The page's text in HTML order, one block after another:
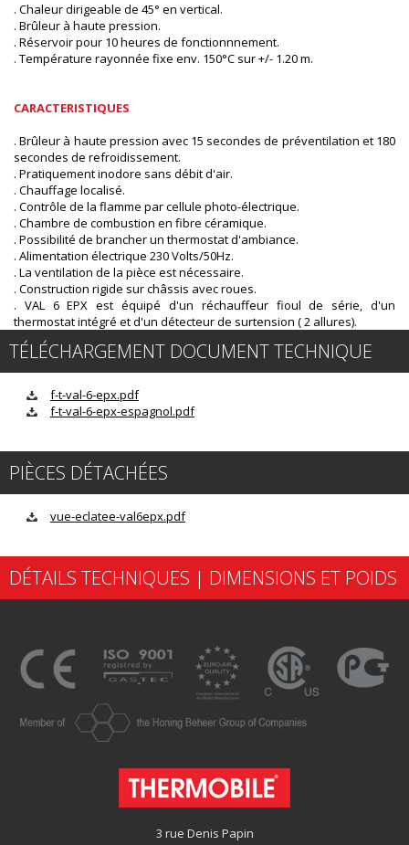
. Chaleur dirigeable de 45° en vertical.
. Brûleur à haute pression.
. Réservoir pour 10 heures de fonctionnnement.
. Température rayonnée fixe env. 150°C sur +/- 1.20 m.
CARACTERISTIQUES
. Brûleur à haute pression avec 15 secondes de préventilation et 180
secondes de refroidissement.
. Pratiquement inodore sans débit d'air.
. Chauffage localisé.
. Contrôle de la flamme par cellule photo-électrique.
. Chambre de combustion en fibre céramique.
. Possibilité de brancher un thermostat d'ambiance.
. Alimentation électrique 230 Volts/50Hz.
. La ventilation de la pièce est nécessaire.
. Construction rigide sur châssis avec roues.
. VAL 6 EPX est équipé d'un réchauffeur fioul de série, d'un
thermostat intégré et d'un détecteur de surtension ( 2 allures).
TÉLÉCHARGEMENT DOCUMENT TECHNIQUE
f-t-val-6-epx.pdf
f-t-val-6-epx-espagnol.pdf
PIÈCES DÉTACHÉES
vue-eclatee-val6epx.pdf
DÉTAILS TECHNIQUES | DIMENSIONS ET POIDS
3 rue Denis Papin